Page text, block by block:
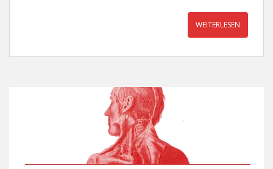
WEITERLESEN